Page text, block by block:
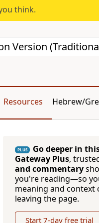
think.
Version
Resources Hebrew/
PLUS Go deeper in
Gateway Plus,
and commentary
you're reading—so
meaning and
leaving the page.
Start 7-day free trial